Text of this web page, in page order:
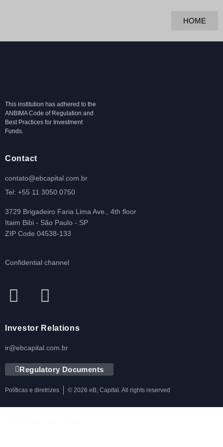
HOME
This institution has adhered to the
ANBIMA Code of Regulation and
Best Practices for Investment
Funds.
Contact
contato@ebcapital.com.br
Tel: +55 11 3050.0750
3729 Brigadeiro Faria Lima Ave., 4th floor
Itaim Bibi - São Paulo - SP
ZIP Code 04538-133
Confidential channel
Investor Relations
ir@ebcapital.com.br
Regulatory Documents
Políticas e diretrizes © 2026 eB, Capital. All rights reserved